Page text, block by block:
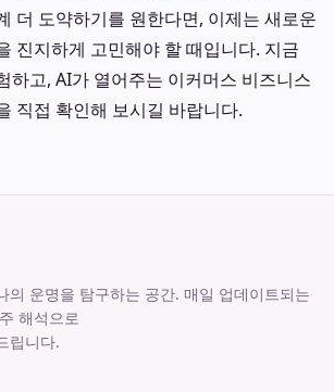
더 도약하기를 원한다면, 이제는 새로운
진지하게 고민해야 할 때입니다. 지금
하고, AI가 열어주는 이커머스 비즈니스
직접 확인해 보시길 바랍니다.
의 운명을 탐구하는 공간. 매일 업데이트되는
해석으로
립니다.